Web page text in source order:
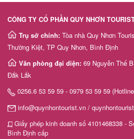
CÔNG TY CỔ PHẦN QUY NHƠN
Trụ sở chính: Tòa nhà Quy Nhơn
Thường Kiệt, TP Quy Nhơn, Bình Định
Văn phòng đại diện: 69 Nguyễn Thế
Đắk Lắk
0256.6 53 59 59 - 0979 53 59 59
info@quynhontourist.vn /
Giấy phép kinh doanh số 4101468338 -
Bình Định cấp